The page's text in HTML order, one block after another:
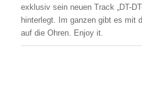
exklusiv sein neuen Track „DT-
hinterlegt. Im ganzen gibt es mit
auf die Ohren. Enjoy it.